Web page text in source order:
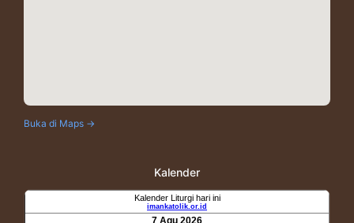
Buka di Maps →
Kalender